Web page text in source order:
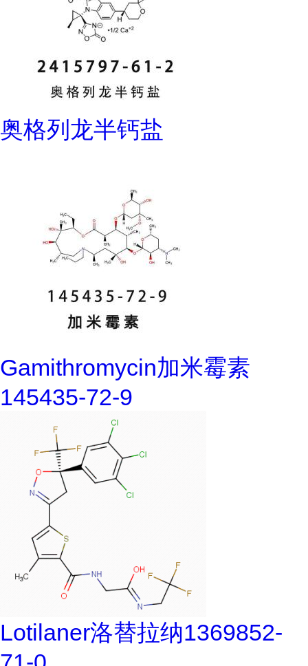
奥格列龙半钙盐
Gamithromycin加米霉素
145435-72-9
Lotilaner洛替拉纳1369852-